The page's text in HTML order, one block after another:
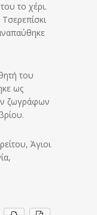
το χέρι.
του
ως
ζωγράφων
Άγιοι